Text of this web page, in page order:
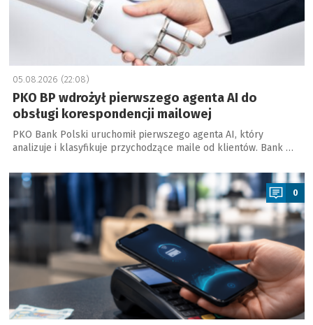
05.08.2026 (22:08)
PKO BP wdrożył pierwszego agenta AI do
obsługi korespondencji mailowej
PKO Bank Polski uruchomił pierwszego agenta AI, który
analizuje i klasyfikuje przychodzące maile od klientów. Bank …
a
0